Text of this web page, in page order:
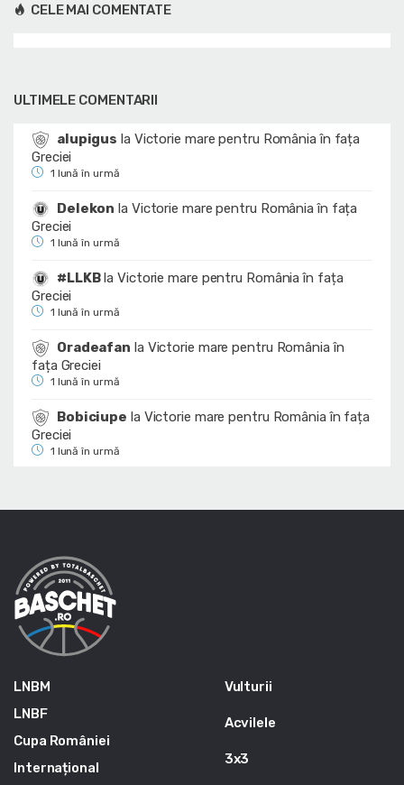
CELE MAI COMENTATE
ULTIMELE COMENTARII
alupigus la Victorie mare pentru România în fața
Greciei
1 lună în urmă
Delekon la Victorie mare pentru România în fața
Greciei
1 lună în urmă
#LLKBlaVictorie mare pentru România în fața
Greciei
1 lună în urmă
Oradeafan la Victorie mare pentru România în
fața Greciei
1 lună în urmă
Bobiciupe la Victorie mare pentru România în fața
Greciei
1 lună în urmă
LNBM
LNBF
Cupa României
Internațional
Vulturii
Acvilele
3x3